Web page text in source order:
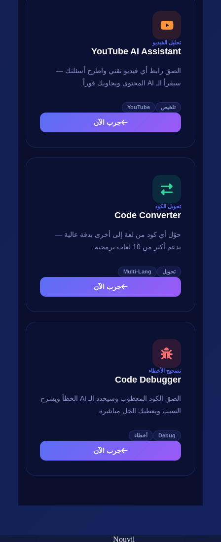
تحليل الفيديو
YouTube AI Assistant
الصق رابط أي فيديو تقني واطرح أسئلتك —
سيقرأ الـ AI المحتوى ويجاوبك فوراً.
تلخيص YouTube
جرب الآن
تحويل الكود
Code Converter
حوّل أي كود من لغة إلى أخرى بدقة عالية —
يدعم أكثر من 10 لغات برمجية.
تحويل Multi-Lang
جرب الآن
تصحيح الأخطاء
Code Debugger
الصق الكود المعطوب وسيحدد الـ AI الخطأ ويشرح
السبب ويعطيك الحل مباشرة.
Debug أخطاء
جرب الآن
Nouvil